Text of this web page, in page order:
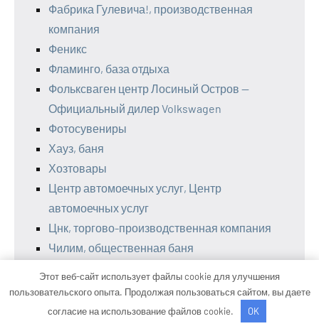
Фабрика Гулевича!, производственная
компания
Феникс
Фламинго, база отдыха
Фольксваген центр Лосиный Остров —
Официальный дилер Volkswagen
Фотосувениры
Хауз, баня
Хозтовары
Центр автомоечных услуг, Центр
автомоечных услуг
Цнк, торгово-производственная компания
Чилим, общественная баня
Шиномонтаж
Шиномонтаж Грузовой
Этот веб-сайт использует файлы cookie для улучшения
пользовательского опыта. Продолжая пользоваться сайтом, вы даете
согласие на использование файлов cookie.
OK